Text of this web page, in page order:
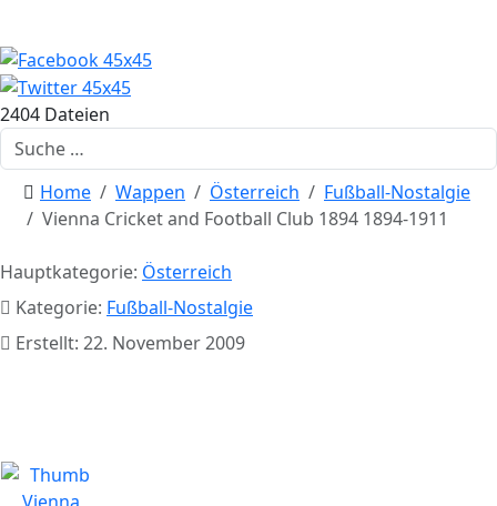
2404 Dateien
Suchen
Home Wappen Österreich
Fußball-Nostalgie
Vienna Cricket and Football Club 1894 1894-1911
Hauptkategorie: Österreich
Kategorie: Fußball-Nostalgie
Erstellt: 22. November 2009